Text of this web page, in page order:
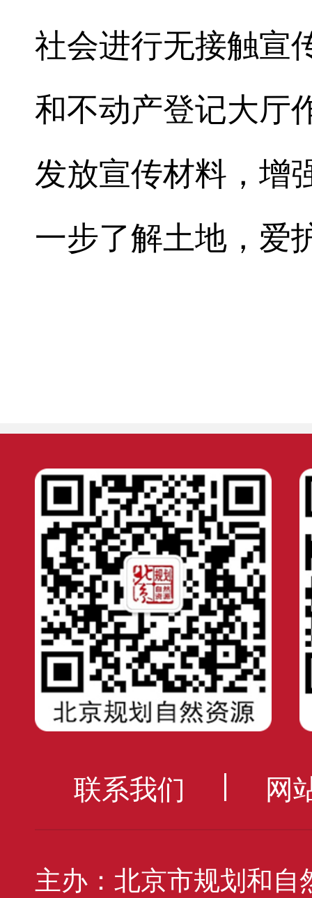
社会进行无接触宣
和不动产登记大厅
发放宣传材料，增
一步了解土地，爱